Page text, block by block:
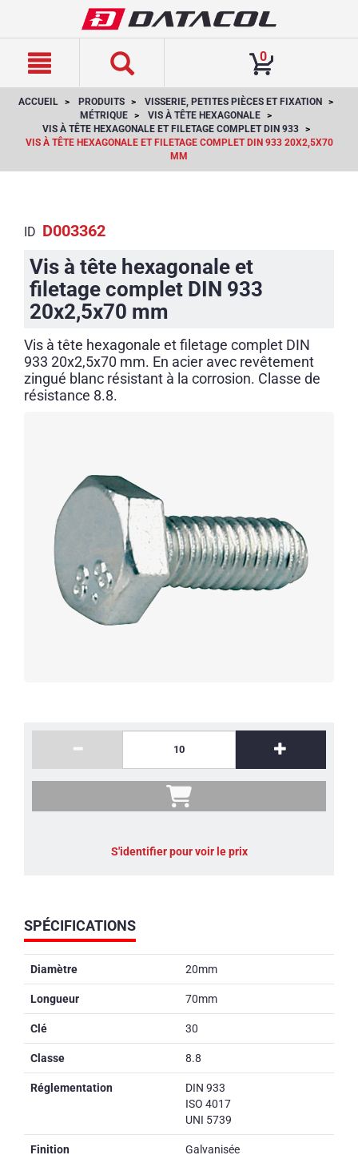
0
ACCUEIL PRODUITS
VISSERIE, PETITES PIÈCES ET FIXATION
MÉTRIQUE
VIS À TÊTE HEXAGONALE
VIS À TÊTE HEXAGONALE ET FILETAGE COMPLET DIN 933
VIS À TÊTE HEXAGONALE ET FILETAGE COMPLET DIN 933 20X2,5X70
MM
ID D003362
Vis à tête hexagonale et
filetage complet DIN 933
20x2,5x70 mm
Vis à tête hexagonale et filetage complet DIN
933 20x2,5x70 mm. En acier avec revêtement
zingué blanc résistant à la corrosion. Classe de
résistance 8.8.
SPÉCIFICATIONS
Diamètre 20mm
Longueur 70mm
Clé 30
Classe 8.8
Réglementation
DIN 933
ISO 4017
UNI 5739
Finition Galvanisée
S'identifier pour voir le prix